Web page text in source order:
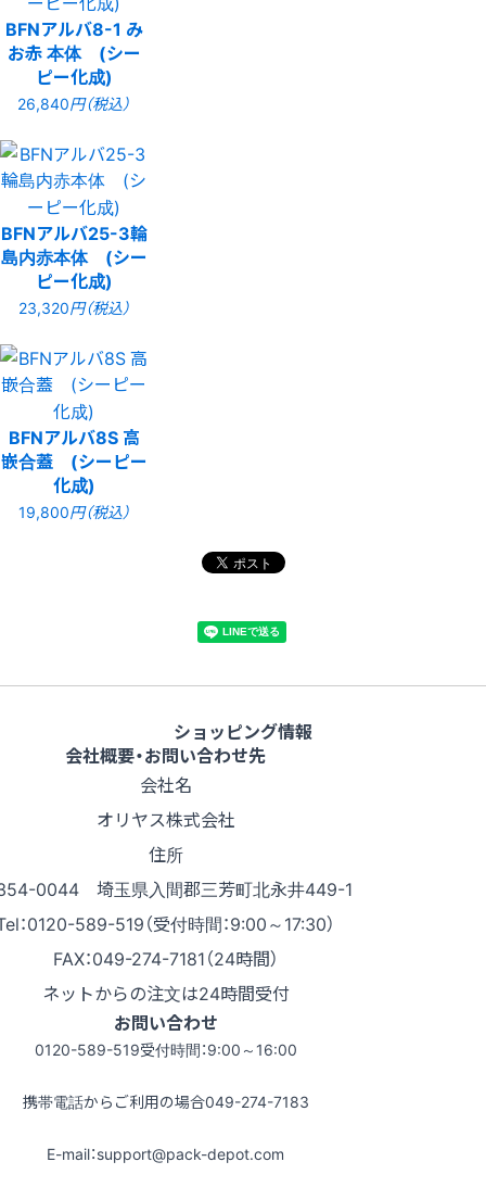
BFNアルバ8-1 み
お赤 本体 (シー
ピー化成)
26,840円（税込）
BFNアルバ25-3輪
島内赤本体 (シー
ピー化成)
23,320円（税込）
BFNアルバ8S 高
嵌合蓋 (シーピー
化成)
19,800円（税込）
ショッピング情報
会社概要・お問い合わせ先
会社名
オリヤス株式会社
住所
0044 埼玉県入間郡三芳町北永井449-1
：0120-589-519（受付時間：9:00～17:30）
FAX：049-274-7181（24時間）
ネットからの注文は24時間受付
お問い合わせ
0120-589-519受付時間：9:00～16:00
携帯電話からご利用の場合049-274-7183
E-mail：support@pack-depot.com